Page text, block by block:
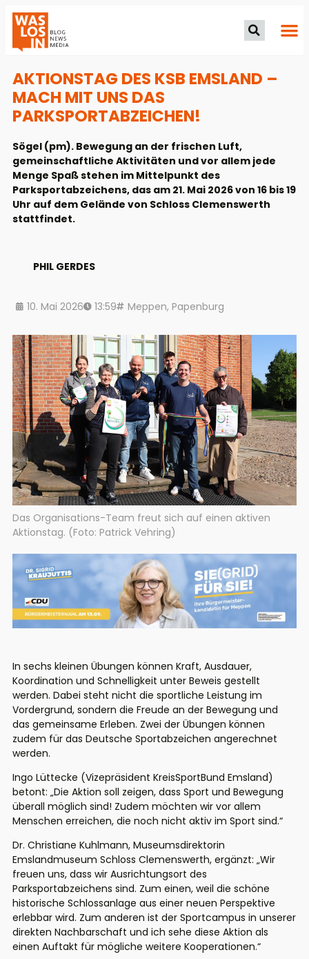
AKTIONSTAG DES KSB EMSLAND –
MACH MIT UNS DAS
PARKSPORTABZEICHEN!
Sögel (pm). Bewegung an der frischen Luft,
gemeinschaftliche Aktivitäten und vor allem jede
Menge Spaß stehen im Mittelpunkt des
Parksportabzeichens, das am 21. Mai 2026 von 16 bis 19
Uhr auf dem Gelände von Schloss Clemenswerth
stattfindet.
PHIL GERDES
10. Mai 2026 13:59 Meppen, Papenburg
Das Organisations-Team freut sich auf einen aktiven
Aktionstag. (Foto: Patrick Vehring)
In sechs kleinen Übungen können Kraft, Ausdauer,
Koordination und Schnelligkeit unter Beweis gestellt
werden. Dabei steht nicht die sportliche Leistung im
Vordergrund, sondern die Freude an der Bewegung und
das gemeinsame Erleben. Zwei der Übungen können
zudem für das Deutsche Sportabzeichen angerechnet
werden.
Ingo Lüttecke (Vizepräsident KreisSportBund Emsland)
betont: „Die Aktion soll zeigen, dass Sport und Bewegung
überall möglich sind! Zudem möchten wir vor allem
Menschen erreichen, die noch nicht aktiv im Sport sind.“
Dr. Christiane Kuhlmann, Museumsdirektorin
Emslandmuseum Schloss Clemenswerth, ergänzt: „Wir
freuen uns, dass wir Ausrichtungsort des
Parksportabzeichens sind. Zum einen, weil die schöne
historische Schlossanlage aus einer neuen Perspektive
erlebbar wird. Zum anderen ist der Sportcampus in unserer
direkten Nachbarschaft und ich sehe diese Aktion als
einen Auftakt für mögliche weitere Kooperationen.“